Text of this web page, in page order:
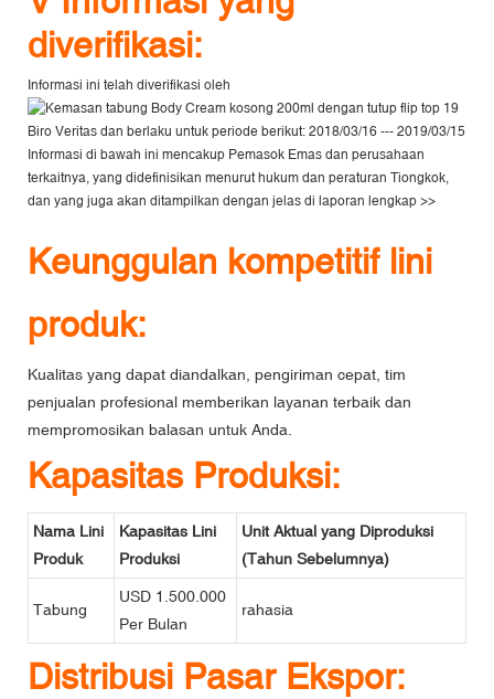
diverifikasi:
Informasi ini telah diverifikasi oleh
Biro Veritas dan berlaku untuk periode berikut: 2018/03/16 --- 2019/03/15
Informasi di bawah ini mencakup Pemasok Emas dan perusahaan
terkaitnya, yang didefinisikan menurut hukum dan peraturan Tiongkok,
dan yang juga akan ditampilkan dengan jelas di laporan lengkap >>
Keunggulan kompetitif lini
produk:
Kualitas yang dapat diandalkan, pengiriman cepat, tim
penjualan profesional memberikan layanan terbaik dan
mempromosikan balasan untuk Anda.
Kapasitas Produksi:
Nama Lini
Produk
Kapasitas Lini
Produksi
Unit Aktual yang Diproduksi
(Tahun Sebelumnya)
Tabung
USD 1.500.000
Per Bulan
rahasia
Distribusi Pasar Ekspor: